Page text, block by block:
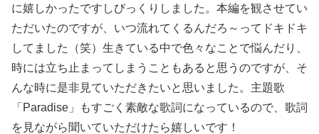
に嬉しかったですしびっくりしました。本編を観させてい
ただいたのですが、いつ流れてくるんだろ～ってドキドキ
してました（笑）生きている中で色々なことで悩んだり、
時には立ち止まってしまうこともあると思うのですが、そ
んな時に是非見ていただきたいと思いました。主題歌
「Paradise」もすごく素敵な歌詞になっているので、歌詞
を見ながら聞いていただけたら嬉しいです！